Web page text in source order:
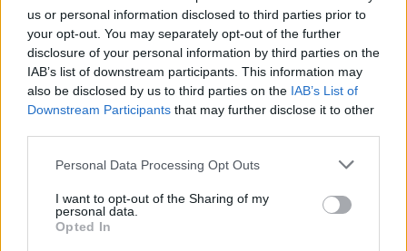
us or personal information disclosed to third parties prior to
your opt-out. You may separately opt-out of the further
disclosure of your personal information by third parties on the
IAB’s list of downstream participants. This information may
also be disclosed by us to third parties on the IAB’s List of
Downstream Participants that may further disclose it to other
Personal Data Processing Opt Outs
I want to opt-out of the Sharing of my
personal data.
Opted In
The Telegraph plaatste hem nadrukkelijk richting de uitgang.
Van Persie haalde dat beeld terug naar de werkelijkheid binnen
Feyenoord: er is nog niet gesproken, dus er is ook nog geen
definitief besluit. Daarmee beschermt hij niet alleen de speler,
maar ook de club.
dat de onderhandelingspositie. Clubs kunnen afwachten. De
speler kan onrust voelen. Supporters gaan alvast invullen wat
zijn status is.